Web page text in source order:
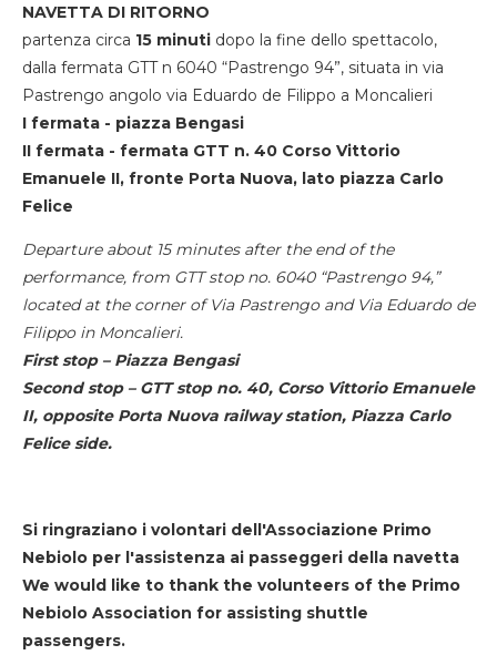
NAVETTA DI RITORNO
partenza circa 15 minuti dopo la fine dello spettacolo,
dalla fermata GTT n 6040 “Pastrengo 94”, situata in via
Pastrengo angolo via Eduardo de Filippo a Moncalieri
I fermata - piazza Bengasi
II fermata - fermata GTT n. 40 Corso Vittorio
Emanuele II, fronte Porta Nuova, lato piazza Carlo
Felice
Departure about 15 minutes after the end of the
performance, from GTT stop no. 6040 “Pastrengo 94,”
located at the corner of Via Pastrengo and Via Eduardo de
Filippo in Moncalieri.
First stop – Piazza Bengasi
Second stop – GTT stop no. 40, Corso Vittorio Emanuele
II, opposite Porta Nuova railway station, Piazza Carlo
Felice side.
Si ringraziano i volontari dell'Associazione Primo
Nebiolo per l'assistenza ai passeggeri della navetta
We would like to thank the volunteers of the Primo
Nebiolo Association for assisting shuttle
passengers.